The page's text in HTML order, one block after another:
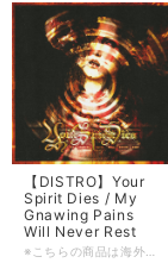
【DISTRO】Your
Spirit Dies / My
Gnawing Pains
Will Never Rest